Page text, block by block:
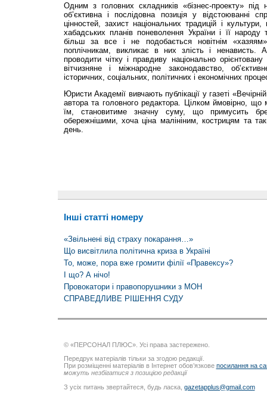
Одним з головних складників «бізнес-проекту»
об’єктивна і послідовна позиція у відстоюванні
цінностей, захист національних традицій і культури,
хабадських планів поневолення України і її народу
більш за все і не подобається новітнім
поплічникам, викликає в них злість і ненависть.
проводити чітку і правдиву національно
вітчизняне і міжнародне законодавство,
історичних, соціальних, політичних і економічних
Юристи Академії вивчають публікації у газеті
автора та головного редактора. Цілком ймовірно,
їм, становитиме значну суму, що примусить
обережнішими, хоча ціна малініним, кострицям та
день.
Інші статті номеру
«Звільнені від страху покарання…»
Що висвітлила політична криза в Україні
То, може, пора вже громити філії «Правексу»?
І що? А нічо!
Провокатори і правопорушники з МОН
СПРАВЕДЛИВЕ РІШЕННЯ СУДУ
© «ПЕРСОНАЛ ПЛЮС». Усі права застережено.
Передрук матеріалів тільки за згодою редакції.
При розміщенні матеріалів в Інтернет обов’язкове посилання на
можуть незбігатися з позицією редакції
З усіх питань звертайтеся, будь ласка, gazetapplus@gmail.com